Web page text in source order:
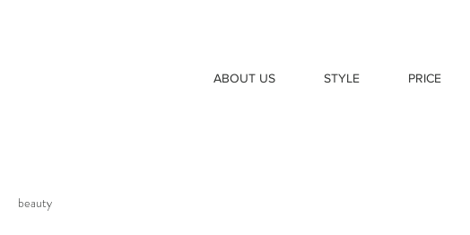
ABOUT US STYLE PRICE
beauty